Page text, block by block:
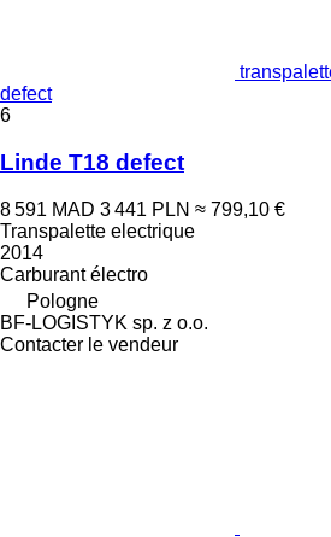
defect
6
Linde T18 defect
8 591 MAD 3 441 PLN ≈ 799,10 €
Transpalette electrique
2014
Carburant électro
Pologne
BF-LOGISTYK sp. z o.o.
Contacter le vendeur